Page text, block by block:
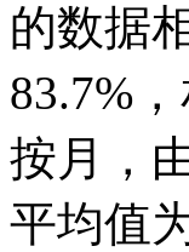
的数据
83.7%
按月，
平均值